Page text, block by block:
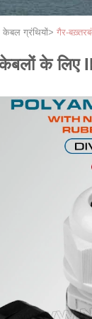
केबल ग्रंथियों> गैर-
के लिए